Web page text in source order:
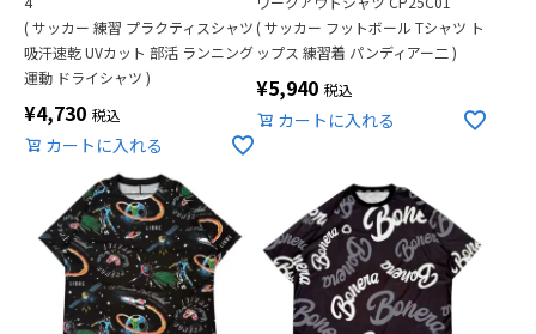
( サッカー 練習 プラクティスシャツ
吸汗速乾 UVカット 部活 ランニング
運動 ドライシャツ )
¥4,730 税込
カートに入れる
( サッカー フットボール Tシャツ ト
ップス 練習着 パンディアー二 )
¥5,940 税込
カートに入れる